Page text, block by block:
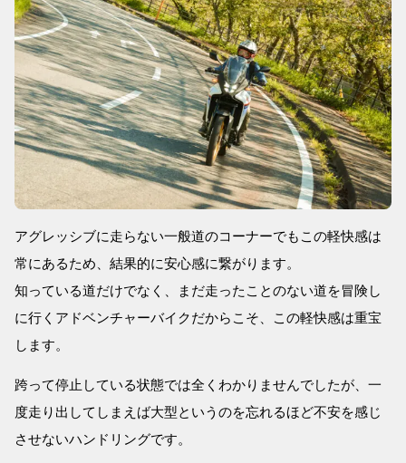
アグレッシブに走らない一般道のコーナーでもこの軽快感は
常にあるため、結果的に安心感に繋がります。
知っている道だけでなく、まだ走ったことのない道を冒険し
に行くアドベンチャーバイクだからこそ、この軽快感は重宝
します。
跨って停止している状態では全くわかりませんでしたが、一
度走り出してしまえば大型というのを忘れるほど不安を感じ
させないハンドリングです。